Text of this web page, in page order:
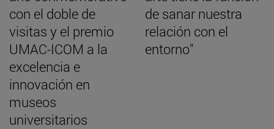
con el doble de
visitas y el premio
UMAC-ICOM a la
excelencia e
innovación en
museos
universitarios
de sanar nuestra
relación con el
entorno"